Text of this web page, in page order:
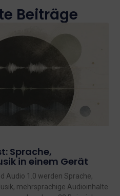
Beiträge
Sprache,
in einem Gerät
Audio 1.0 werden Sprache,
mehrsprachige Audioinhalte